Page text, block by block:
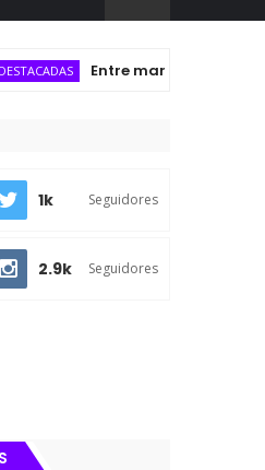
Entre manzanas y flores,
1k Seguidores
2.9k Seguidores